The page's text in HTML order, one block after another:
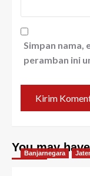
Simpan nama,
peramban ini
You may
Banjarnegara